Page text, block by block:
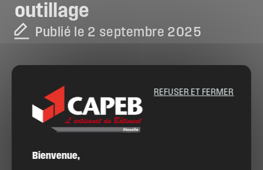
outillage
Publié le 2 septembre 2025
Bienvenue,
REFUSER ET FERMER